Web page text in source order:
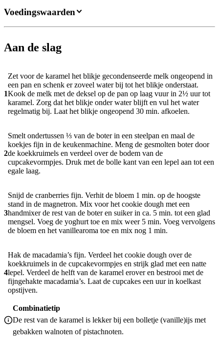
Aan de slag
1
Zet voor de karamel het blikje gecondenseerde melk ongeopend in
een pan en schenk er zoveel water bij tot het blikje onderstaat.
Kook de melk met de deksel op de pan op laag vuur in 2½ uur tot
karamel. Zorg dat het blikje onder water blijft en vul het water
regelmatig bij. Laat het blikje ongeopend 30 min. afkoelen.
2
Smelt ondertussen ⅓ van de boter in een steelpan en maal de
koekjes fijn in de keukenmachine. Meng de gesmolten boter door
de koekkruimels en verdeel over de bodem van de
cupcakevormpjes. Druk met de bolle kant van een lepel aan tot een
egale laag.
3
Snijd de cranberries fijn. Verhit de bloem 1 min. op de hoogste
stand in de magnetron. Mix voor het cookie dough met een
handmixer de rest van de boter en suiker in ca. 5 min. tot een glad
mengsel. Voeg de yoghurt toe en mix weer 5 min. Voeg vervolgens
de bloem en het vanillearoma toe en mix nog 1 min.
4
Hak de macadamia’s fijn. Verdeel het cookie dough over de
koekkruimels in de cupcakevormpjes en strijk glad met een natte
lepel. Verdeel de helft van de karamel erover en bestrooi met de
fijngehakte macadamia’s. Laat de cupcakes een uur in koelkast
opstijven.
Combinatietip
De rest van de karamel is lekker bij een bolletje (vanille)ijs met
gebakken walnoten of pistachnoten.
Voedingswaarden